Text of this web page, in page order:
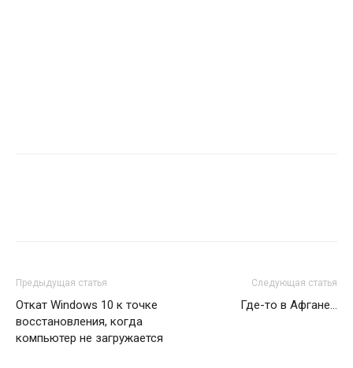
Предыдущая статья
Откат Windows 10 к точке
восстановления, когда
компьютер не загружается
Следующая статья
Где-то в Афгане...